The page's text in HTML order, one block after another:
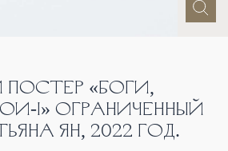
«БОГИ,
I» ОГРАНИЧЕННЫЙ
ЯН, 2022 ГОД.